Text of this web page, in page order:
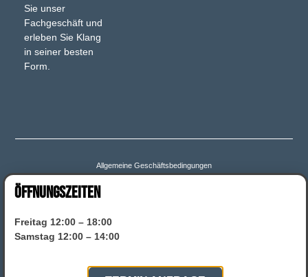
Sie unser
Fachgeschäft und
erleben Sie Klang
in seiner besten
Form.
Allgemeine Geschäftsbedingungen
Bestellung bestätigen & absenden
Widerruf für digitale Inhalte
ÖFFNUNGSZEITEN
Freitag 12:00 – 18:00
Samstag 12:00 – 14:00